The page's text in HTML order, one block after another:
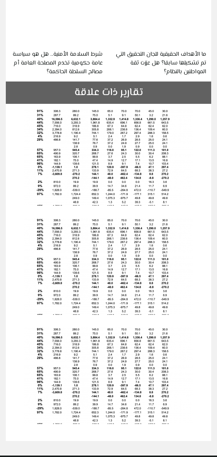
ما الأهداف الحقيقية للجان التحقيق التي
تم تشكيلها سابقا؟ هل عززت ثقة
المواطنين بالنظام؟
شرط السلامة الأمنية.. هل هو سياسة
عامة حكومية تخدم المصلحة العامة أم
مصالح السلطة الحاكمة؟
تقارير ذات علاقة